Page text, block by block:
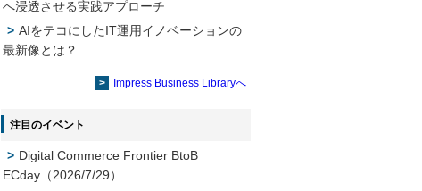
フィジカルAIが迫る“人と機械の役割の再
設計”【第3回】
製造業の現場の暗黙知を組織横断で活用
するためのナレッジ管理基盤、LIGHTzが
へ浸透させる実践アプローチ
AIをテコにしたIT運用イノベーションの
最新像とは？
Impress Business Libraryへ
注目のイベント
Digital Commerce Frontier BtoB
ECday（2026/7/29）